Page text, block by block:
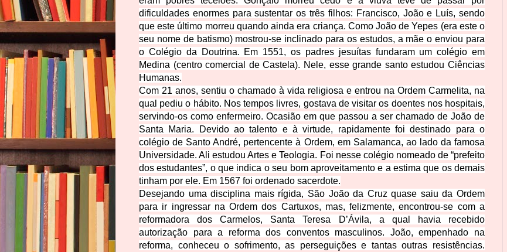
dificuldades enormes para sustentar os três filhos: Francisco, João e Luís, sendo
que este último morreu quando ainda era criança. Como João de Yepes (era este o
seu nome de batismo) mostrou-se inclinado para os estudos, a mãe o enviou para
o Colégio da Doutrina. Em 1551, os padres jesuítas fundaram um colégio em
Medina (centro comercial de Castela). Nele, esse grande santo estudou Ciências
Humanas.
Com 21 anos, sentiu o chamado à vida religiosa e entrou na Ordem Carmelita, na
qual pediu o hábito. Nos tempos livres, gostava de visitar os doentes nos hospitais,
servindo-os como enfermeiro. Ocasião em que passou a ser chamado de João de
Santa Maria. Devido ao talento e à virtude, rapidamente foi destinado para o
colégio de Santo André, pertencente à Ordem, em Salamanca, ao lado da famosa
Universidade. Ali estudou Artes e Teologia. Foi nesse colégio nomeado de “prefeito
dos estudantes”, o que indica o seu bom aproveitamento e a estima que os demais
tinham por ele. Em 1567 foi ordenado sacerdote.
Desejando uma disciplina mais rígida, São João da Cruz quase saiu da Ordem
para ir ingressar na Ordem dos Cartuxos, mas, felizmente, encontrou-se com a
reformadora dos Carmelos, Santa Teresa D’Ávila, a qual havia recebido
autorização para a reforma dos conventos masculinos. João, empenhado na
reforma, conheceu o sofrimento, as perseguições e tantas outras resistências.